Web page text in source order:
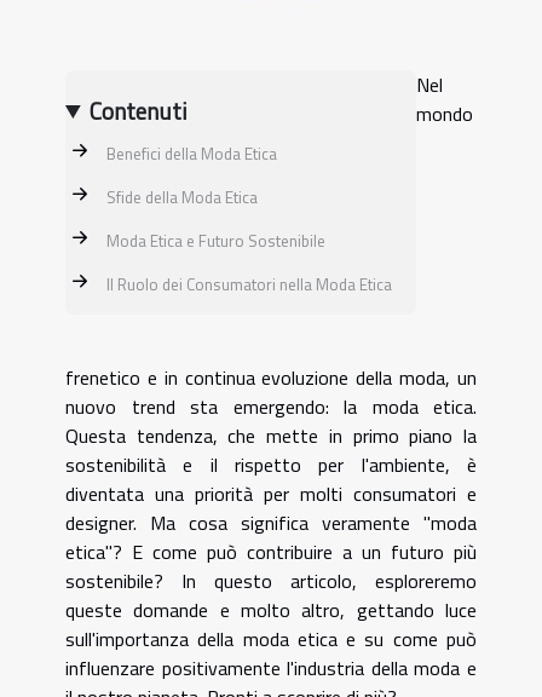
Contenuti
Benefici della Moda Etica
Sfide della Moda Etica
Moda Etica e Futuro Sostenibile
Il Ruolo dei Consumatori nella Moda Etica
Nel
mondo
frenetico e in continua evoluzione della moda, un
nuovo trend sta emergendo: la moda etica.
Questa tendenza, che mette in primo piano la
sostenibilità e il rispetto per l'ambiente, è
diventata una priorità per molti consumatori e
designer. Ma cosa significa veramente "moda
etica"? E come può contribuire a un futuro più
sostenibile? In questo articolo, esploreremo
queste domande e molto altro, gettando luce
sull'importanza della moda etica e su come può
influenzare positivamente l'industria della moda e